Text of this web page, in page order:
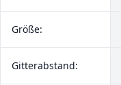
Größe:
Gitterabstand: